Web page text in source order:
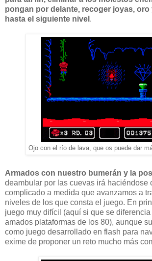
pongan por delante, recoger joyas, oro
hasta el siguiente nivel .
Ojo con el río de lava, que os puede dar
Armados con nuestro bumerán y la
deambular por las cuevas irá haciéndose
complicado a medida que avanzamos a
niveles de los que consta el juego. En
juego muy difícil (aquí si que se
amados plataformas de los 80), aunque
como juego desarrollado en flash para
exime de proponer un reto mucho más